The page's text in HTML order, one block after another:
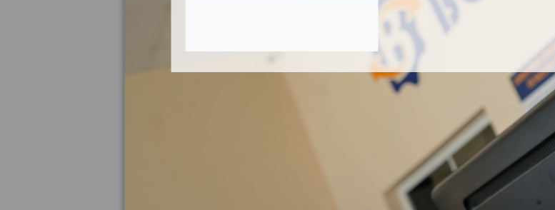
Combustible
Versión
Potencia
Modelo